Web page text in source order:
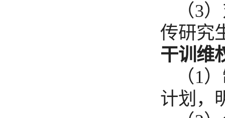
（3
传研究
干训维
（1
计划，